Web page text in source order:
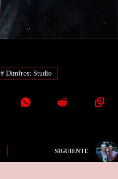
#Dimfrost Studio
SIGUIENTE